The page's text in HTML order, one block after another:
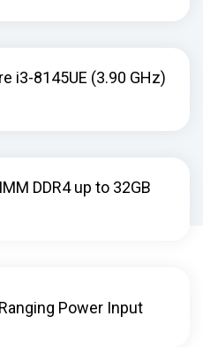
i3-8145UE (3.90 GHz)
DDR4 up to 32GB
Power Input